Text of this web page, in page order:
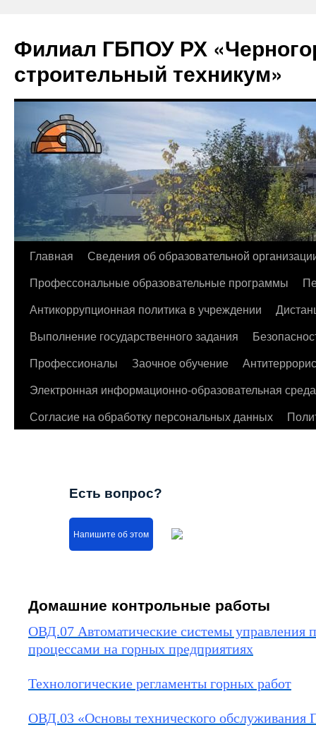
Филиал ГБПОУ РХ
строительный техникум»
Перейти
содержимому
Главная
Сведения об образовательной
Профессональные образовательные программы
Антикоррупционная политика в учреждении
Выполнение государственного задания
Профессионалы
Заочное обучение
Электронная информационно-образовательная среда
Согласие на обработку персональных данных
Есть вопрос?
Напишите об этом
Домашние контрольные работы
ОВД.07 Автоматические системы управления
процессами на горных предприятиях
Технологические регламенты горных работ
ОВД.03 «Основы технического